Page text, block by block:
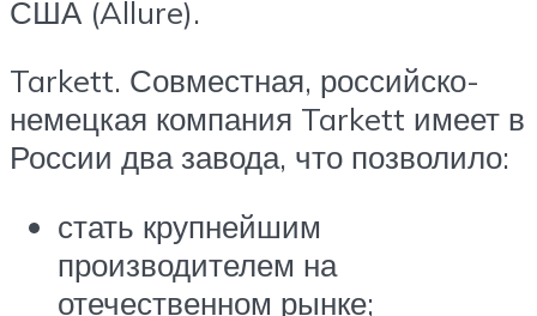
США (Allure).
Tarkett. Совместная, российско-
немецкая компания Tarkett имеет в
России два завода, что позволило:
стать крупнейшим
производителем на
отечественном рынке;